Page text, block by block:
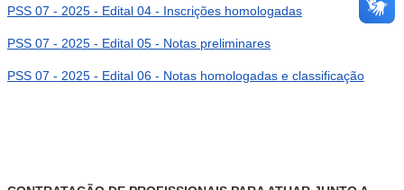
PSS 07 - 2025 - Edital 04 - Inscrições homologadas
PSS 07 - 2025 - Edital 05 - Notas preliminares
PSS 07 - 2025 - Edital 06 - Notas homologadas e classificação